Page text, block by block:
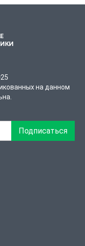
на данном
Подписаться